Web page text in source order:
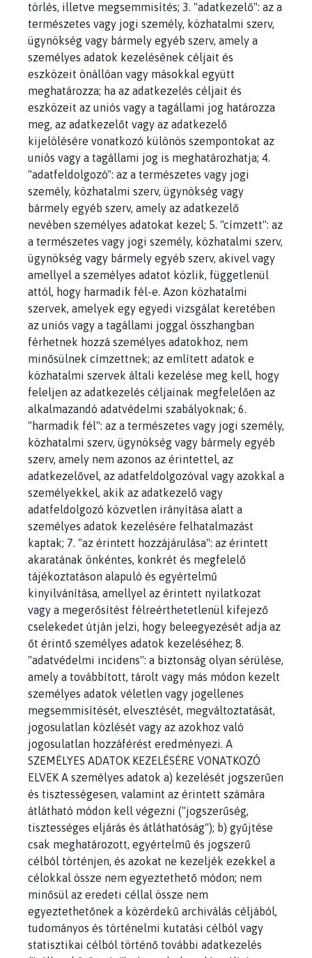
törlés, illetve megsemmisítés; 3. "adatkezelő": az a
természetes vagy jogi személy, közhatalmi szerv,
ügynökség vagy bármely egyéb szerv, amely a
személyes adatok kezelésének céljait és
eszközeit önállóan vagy másokkal együtt
meghatározza; ha az adatkezelés céljait és
eszközeit az uniós vagy a tagállami jog határozza
meg, az adatkezelőt vagy az adatkezelő
kijelölésére vonatkozó különös szempontokat az
uniós vagy a tagállami jog is meghatározhatja; 4.
"adatfeldolgozó": az a természetes vagy jogi
személy, közhatalmi szerv, ügynökség vagy
bármely egyéb szerv, amely az adatkezelő
nevében személyes adatokat kezel; 5. "címzett": az
a természetes vagy jogi személy, közhatalmi szerv,
ügynökség vagy bármely egyéb szerv, akivel vagy
amellyel a személyes adatot közlik, függetlenül
attól, hogy harmadik fél-e. Azon közhatalmi
szervek, amelyek egy egyedi vizsgálat keretében
az uniós vagy a tagállami joggal összhangban
férhetnek hozzá személyes adatokhoz, nem
minősülnek címzettnek; az említett adatok e
közhatalmi szervek általi kezelése meg kell, hogy
feleljen az adatkezelés céljainak megfelelően az
alkalmazandó adatvédelmi szabályoknak; 6.
"harmadik fél": az a természetes vagy jogi személy,
közhatalmi szerv, ügynökség vagy bármely egyéb
szerv, amely nem azonos az érintettel, az
adatkezelővel, az adatfeldolgozóval vagy azokkal a
személyekkel, akik az adatkezelő vagy
adatfeldolgozó közvetlen irányítása alatt a
személyes adatok kezelésére felhatalmazást
kaptak; 7. "az érintett hozzájárulása": az érintett
akaratának önkéntes, konkrét és megfelelő
tájékoztatáson alapuló és egyértelmű
kinyilvánítása, amellyel az érintett nyilatkozat
vagy a megerősítést félreérthetetlenül kifejező
cselekedet útján jelzi, hogy beleegyezését adja az
őt érintő személyes adatok kezeléséhez; 8.
"adatvédelmi incidens": a biztonság olyan sérülése,
amely a továbbított, tárolt vagy más módon kezelt
személyes adatok véletlen vagy jogellenes
megsemmisítését, elvesztését, megváltoztatását,
jogosulatlan közlését vagy az azokhoz való
jogosulatlan hozzáférést eredményezi. A
SZEMÉLYES ADATOK KEZELÉSÉRE VONATKOZÓ
ELVEK A személyes adatok a) kezelését jogszerűen
és tisztességesen, valamint az érintett számára
átlátható módon kell végezni ("jogszerűség,
tisztességes eljárás és átláthatóság"); b) gyűjtése
csak meghatározott, egyértelmű és jogszerű
célból történjen, és azokat ne kezeljék ezekkel a
célokkal össze nem egyeztethető módon; nem
minősül az eredeti céllal össze nem
egyeztethetőnek a közérdekű archiválás céljából,
tudományos és történelmi kutatási célból vagy
statisztikai célból történő további adatkezelés